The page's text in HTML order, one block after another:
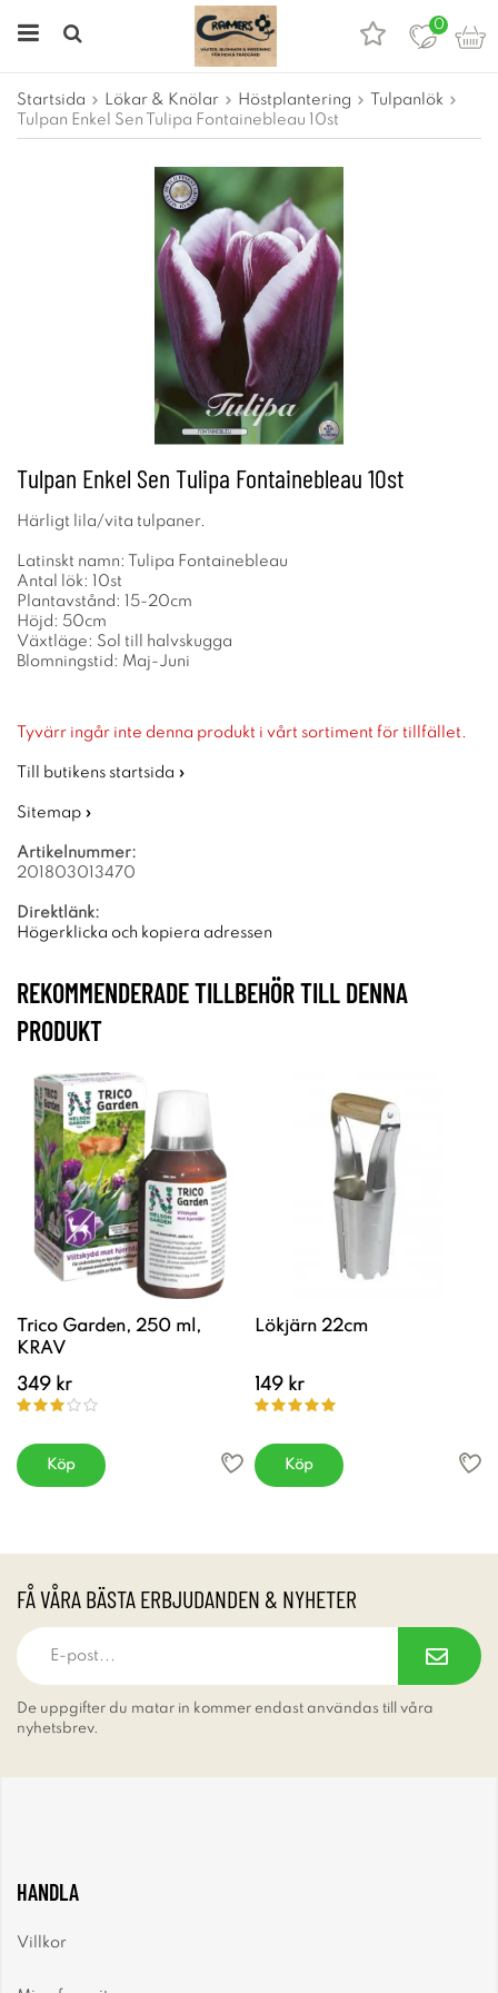
0
Startsida Lökar & Knölar Höstplantering
Tulpanlök
Tulpan Enkel Sen Tulipa Fontainebleau 10st
Tulpan Enkel Sen Tulipa Fontainebleau 10st
Härligt lila/vita tulpaner.
Latinskt namn: Tulipa Fontainebleau
Antal lök: 10st
Plantavstånd: 15-20cm
Höjd: 50cm
Växtläge: Sol till halvskugga
Blomningstid: Maj-Juni
Tyvärr ingår inte denna produkt i vårt sortiment för tillfället.
Till butikens startsida »
Sitemap »
Artikelnummer:
201803013470
Direktlänk:
Högerklicka och kopiera adressen
REKOMMENDERADE TILLBEHÖR TILL DENNA
PRODUKT
Trico Garden, 250 ml,
KRAV
349 kr
Köp
Lökjärn 22cm
149 kr
Köp
FÅ VÅRA BÄSTA ERBJUDANDEN & NYHETER
De uppgifter du matar in kommer endast användas till våra
nyhetsbrev.
HANDLA
Villkor